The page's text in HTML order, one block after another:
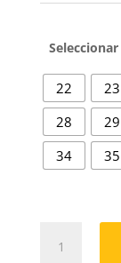
22 23
28
29
34
35
NIÑA